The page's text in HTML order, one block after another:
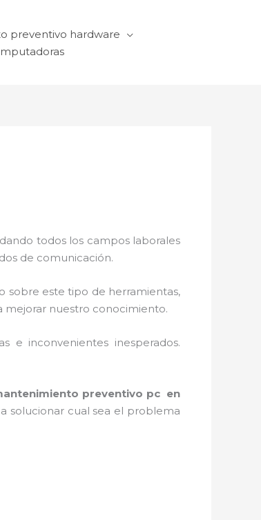
preventivo hardware
todos los campos laborales
de comunicación.
sobre este tipo de herramientas,
mejorar nuestro conocimiento.
e inconvenientes inesperados.
preventivo pc en
solucionar cual sea el problema